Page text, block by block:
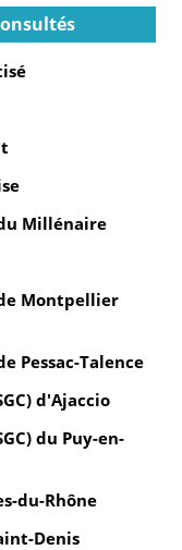
Millénaire
Montpellier
Pessac-Talence
d'Ajaccio
du Puy-en-
du-Rhône
Denis